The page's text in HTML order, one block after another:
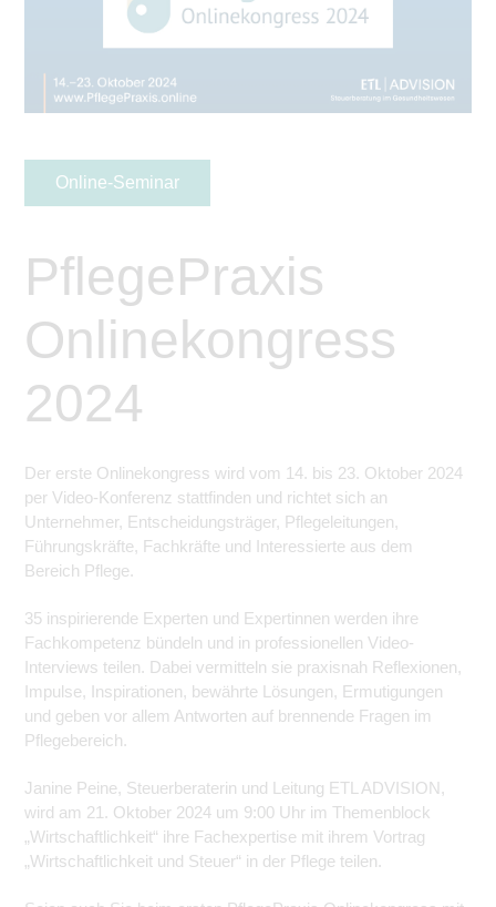
Online-Seminar
PflegePraxis
Onlinekongress
2024
Der erste Onlinekongress wird vom 14. bis 23. Oktober 2024
per Video-Konferenz stattfinden und richtet sich an
Unternehmer, Entscheidungsträger, Pflegeleitungen,
Führungskräfte, Fachkräfte und Interessierte aus dem
Bereich Pflege.
35 inspirierende Experten und Expertinnen werden ihre
Fachkompetenz bündeln und in professionellen Video-
Interviews teilen. Dabei vermitteln sie praxisnah Reflexionen,
Impulse, Inspirationen, bewährte Lösungen, Ermutigungen
und geben vor allem Antworten auf brennende Fragen im
Pflegebereich.
Janine Peine, Steuerberaterin und Leitung ETL ADVISION,
wird am 21. Oktober 2024 um 9:00 Uhr im Themenblock
„Wirtschaftlichkeit“ ihre Fachexpertise mit ihrem Vortrag
„Wirtschaftlichkeit und Steuer“ in der Pflege teilen.